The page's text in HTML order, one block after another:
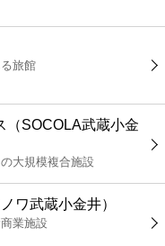
旅館
（SOCOLA武蔵小金
大規模複合施設
ワ武蔵小金井）
業施設